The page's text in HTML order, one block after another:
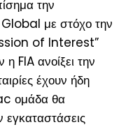
την
με στόχο την
of Interest”
FIA ανοίξει την
έχουν ήδη
ομάδα θα
εγκαταστάσεις